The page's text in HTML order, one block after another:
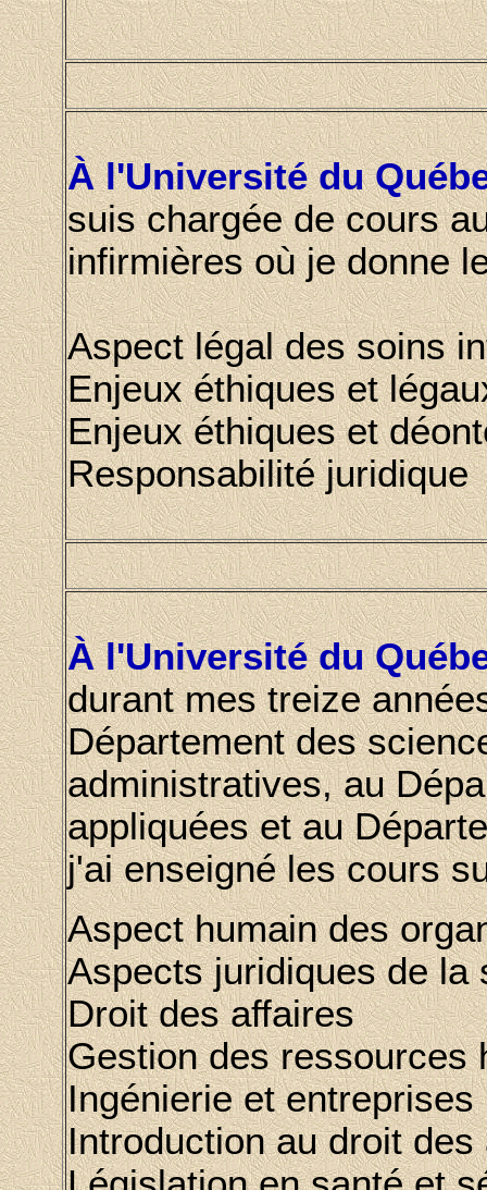
À l'Université du
suis chargée de cours
infirmières où je donne
Aspect légal des soins
Enjeux éthiques et
Enjeux éthiques et
Responsabilité juridique
À l'Université du
durant mes treize
Département des
administratives, au
appliquées et au
j'ai enseigné les cours
Aspect humain des
Aspects juridiques de la
Droit des affaires
Gestion des ressources
Ingénierie et entreprises
Introduction au droit des